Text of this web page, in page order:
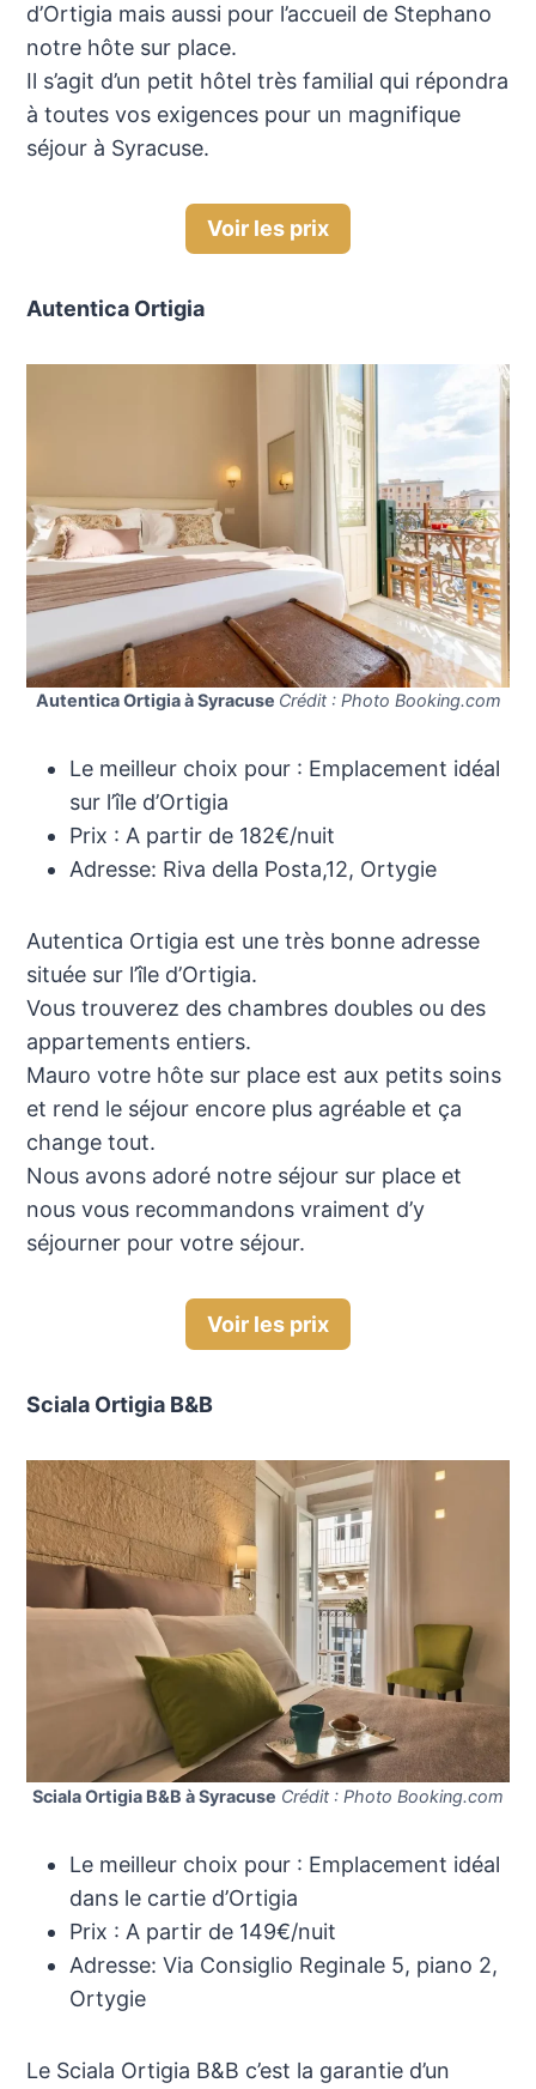
d’Ortigia mais aussi pour l’accueil de Stephano
notre hôte sur place.
Il s’agit d’un petit hôtel très familial qui répondra
à toutes vos exigences pour un magnifique
séjour à Syracuse.
Voir les prix
Autentica Ortigia
Autentica Ortigia à Syracuse Crédit : Photo Booking.com
Le meilleur choix pour : Emplacement idéal
sur l’île d’Ortigia
Prix : A partir de 182€/nuit
Adresse: Riva della Posta,12, Ortygie
Autentica Ortigia est une très bonne adresse
située sur l’île d’Ortigia.
Vous trouverez des chambres doubles ou des
appartements entiers.
Mauro votre hôte sur place est aux petits soins
et rend le séjour encore plus agréable et ça
change tout.
Nous avons adoré notre séjour sur place et
nous vous recommandons vraiment d’y
séjourner pour votre séjour.
Voir les prix
Sciala Ortigia B&B
Sciala Ortigia B&B à Syracuse Crédit : Photo Booking.com
Le meilleur choix pour : Emplacement idéal
dans le cartie d’Ortigia
Prix : A partir de 149€/nuit
Adresse: Via Consiglio Reginale 5, piano 2,
Ortygie
Le Sciala Ortigia B&B c’est la garantie d’un